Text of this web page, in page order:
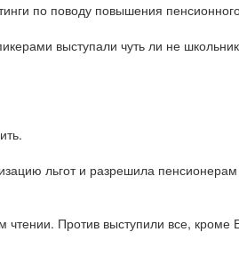
по поводу повышения
выступали чуть ли не
льгот и разрешила
Против выступили все, кроме